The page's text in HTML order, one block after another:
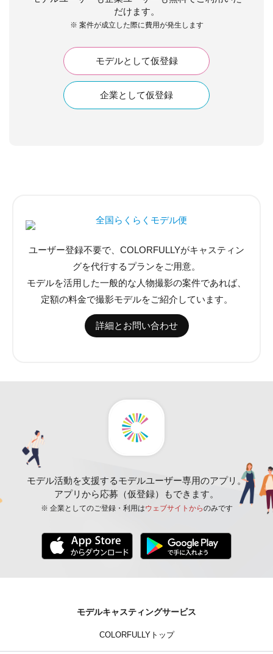
だけます。
※ 案件が成立した際に費用が発生します
モデルとして仮登録
企業として仮登録
ユーザー登録不要で、COLORFULLYがキャスティン
グを代行するプランをご用意。
モデルを活用した一般的な人物撮影の案件であれば、
定額の料金で撮影モデルをご紹介しています。
詳細とお問い合わせ
モデル活動を支援するモデルユーザー専用のアプリ。
アプリから応募（仮登録）もできます。
※ 企業としてのご登録・利用はウェブサイトからのみです
モデルキャスティングサービス
COLORFULLYトップ